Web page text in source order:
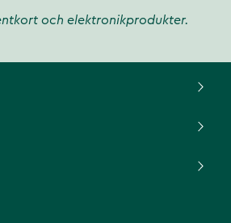
och elektronikprodukter.